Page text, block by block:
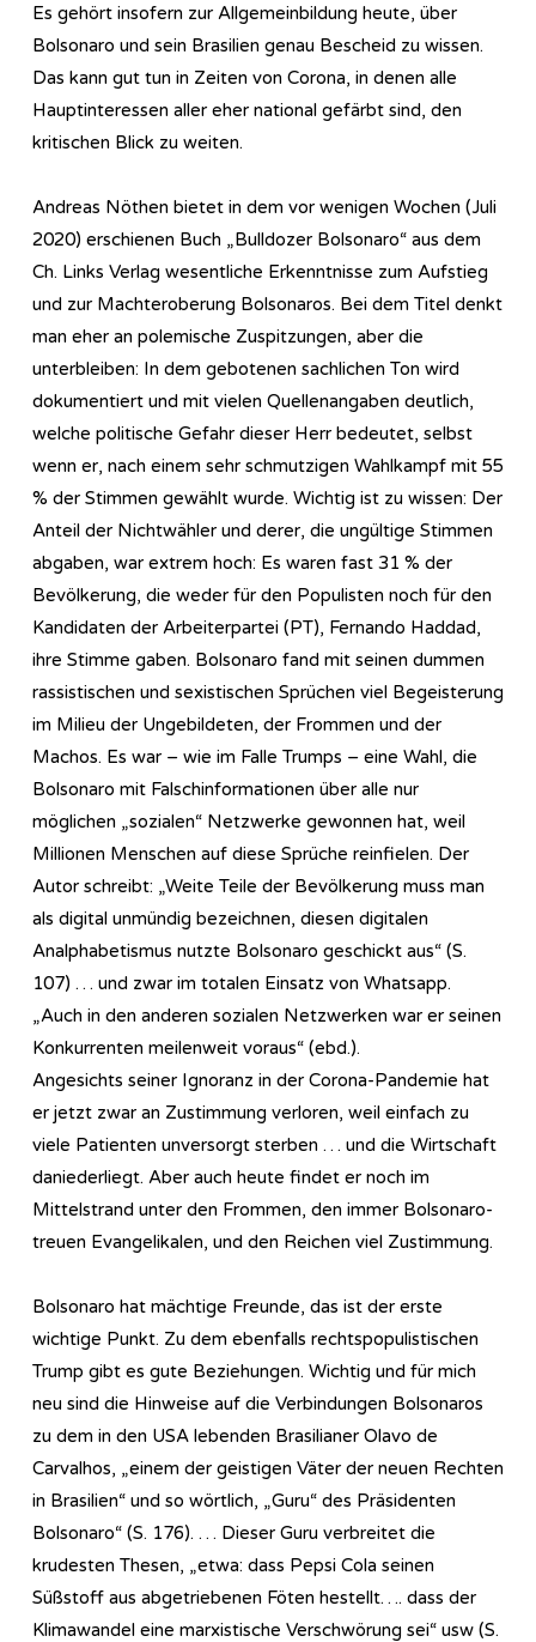
Es gehört insofern zur Allgemeinbildung heute, über
Bolsonaro und sein Brasilien genau Bescheid zu wissen.
Das kann gut tun in Zeiten von Corona, in denen alle
Hauptinteressen aller eher national gefärbt sind, den
kritischen Blick zu weiten.
Andreas Nöthen bietet in dem vor wenigen Wochen (Juli
2020) erschienen Buch „Bulldozer Bolsonaro“ aus dem
Ch. Links Verlag wesentliche Erkenntnisse zum Aufstieg
und zur Machteroberung Bolsonaros. Bei dem Titel denkt
man eher an polemische Zuspitzungen, aber die
unterbleiben: In dem gebotenen sachlichen Ton wird
dokumentiert und mit vielen Quellenangaben deutlich,
welche politische Gefahr dieser Herr bedeutet, selbst
wenn er, nach einem sehr schmutzigen Wahlkampf mit 55
% der Stimmen gewählt wurde. Wichtig ist zu wissen: Der
Anteil der Nichtwähler und derer, die ungültige Stimmen
abgaben, war extrem hoch: Es waren fast 31 % der
Bevölkerung, die weder für den Populisten noch für den
Kandidaten der Arbeiterpartei (PT), Fernando Haddad,
ihre Stimme gaben. Bolsonaro fand mit seinen dummen
rassistischen und sexistischen Sprüchen viel Begeisterung
im Milieu der Ungebildeten, der Frommen und der
Machos. Es war – wie im Falle Trumps – eine Wahl, die
Bolsonaro mit Falschinformationen über alle nur
möglichen „sozialen“ Netzwerke gewonnen hat, weil
Millionen Menschen auf diese Sprüche reinfielen. Der
Autor schreibt: „Weite Teile der Bevölkerung muss man
als digital unmündig bezeichnen, diesen digitalen
Analphabetismus nutzte Bolsonaro geschickt aus“ (S.
107) … und zwar im totalen Einsatz von Whatsapp.
„Auch in den anderen sozialen Netzwerken war er seinen
Konkurrenten meilenweit voraus“ (ebd.).
Angesichts seiner Ignoranz in der Corona-Pandemie hat
er jetzt zwar an Zustimmung verloren, weil einfach zu
viele Patienten unversorgt sterben … und die Wirtschaft
daniederliegt. Aber auch heute findet er noch im
Mittelstrand unter den Frommen, den immer Bolsonaro-
treuen Evangelikalen, und den Reichen viel Zustimmung.
Bolsonaro hat mächtige Freunde, das ist der erste
wichtige Punkt. Zu dem ebenfalls rechtspopulistischen
Trump gibt es gute Beziehungen. Wichtig und für mich
neu sind die Hinweise auf die Verbindungen Bolsonaros
zu dem in den USA lebenden Brasilianer Olavo de
Carvalhos, „einem der geistigen Väter der neuen Rechten
in Brasilien“ und so wörtlich, „Guru“ des Präsidenten
Bolsonaro“ (S. 176). … Dieser Guru verbreitet die
krudesten Thesen, „etwa: dass Pepsi Cola seinen
Süßstoff aus abgetriebenen Föten hestellt…. dass der
Klimawandel eine marxistische Verschwörung sei“ usw (S.